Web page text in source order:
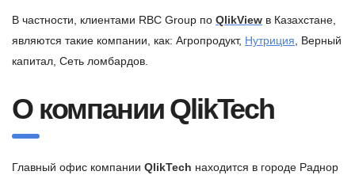
В частности, клиентами RBC Group по QlikView в Казахстане,
являются такие компании, как: Агропродукт, Нутриция , Верный
капитал, Сеть ломбардов.
О компании QlikTech
Главный офис компании QlikTech находится в городе Раднор